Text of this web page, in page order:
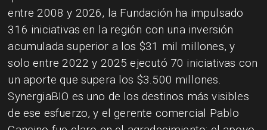
entre 2008 y 2026, la Fundación ha impulsado
316 iniciativas en la región con una inversión
acumulada superior a los $31 mil millones, y
solo entre 2022 y 2025 ejecutó 70 iniciativas con
un aporte que supera los $3.500 millones.
SynergiaBIO es uno de los destinos más visibles
de ese esfuerzo, y el gerente comercial Pablo